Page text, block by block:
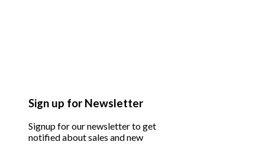
Sign up for Newsletter
Signup for our newsletter to get
notified about sales and new